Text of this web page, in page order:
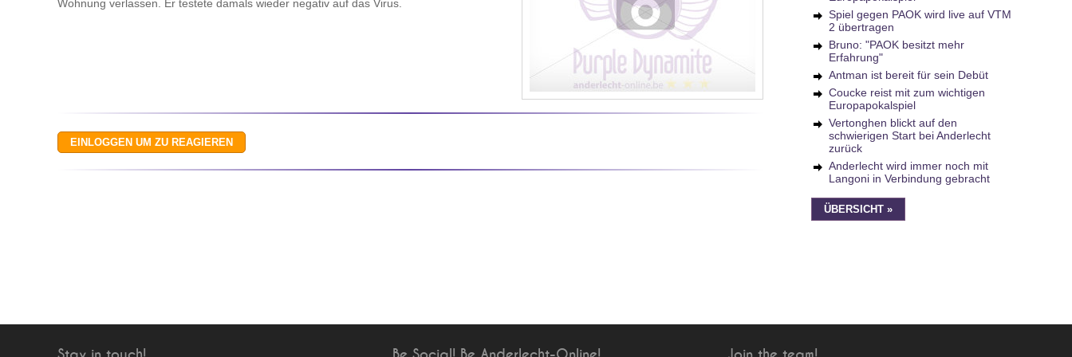
Wohnung verlassen. Er testete damals wieder negativ auf das Virus.
Spiel gegen PAOK wird live auf VTM
2 übertragen
Bruno: "PAOK besitzt mehr
Erfahrung"
Antman ist bereit für sein Debüt
Coucke reist mit zum wichtigen
Europapokalspiel
Vertonghen blickt auf den
schwierigen Start bei Anderlecht
zurück
Anderlecht wird immer noch mit
Langoni in Verbindung gebracht
ÜBERSICHT »